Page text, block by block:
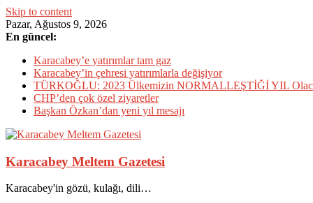
Skip to content
Pazar, Ağustos 9, 2026
En güncel:
Karacabey’e yatırımlar tam gaz
Karacabey’in çehresi yatırımlarla değişiyor
TÜRKOĞLU: 2023 Ülkemizin NORMALLEŞTİĞİ YIL
CHP’den çok özel ziyaretler
Başkan Özkan’dan yeni yıl mesajı
Karacabey Meltem Gazetesi
Karacabey'in gözü, kulağı, dili…